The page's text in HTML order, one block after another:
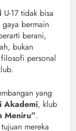
17 tidak bisa
bermain
berani,
bukan
personal
yang
Akademi, klub
Meniru”.
mereka